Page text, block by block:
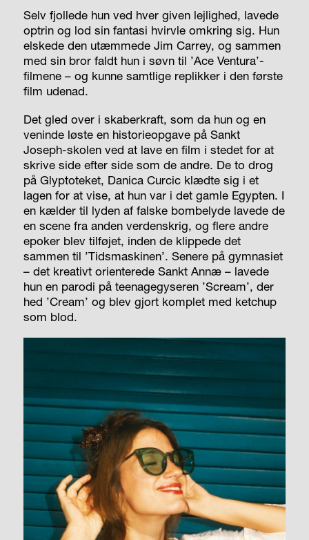
Selv fjollede hun ved hver given lejlighed, lavede
optrin og lod sin fantasi hvirvle omkring sig. Hun
elskede den utæmmede Jim Carrey, og sammen
med sin bror faldt hun i søvn til ’Ace Ventura’-
filmene – og kunne samtlige replikker i den første
film udenad.
Det gled over i skaberkraft, som da hun og en
veninde løste en historieopgave på Sankt
Joseph-skolen ved at lave en film i stedet for at
skrive side efter side som de andre. De to drog
på Glyptoteket, Danica Curcic klædte sig i et
lagen for at vise, at hun var i det gamle Egypten. I
en kælder til lyden af falske bombelyde lavede de
en scene fra anden verdenskrig, og flere andre
epoker blev tilføjet, inden de klippede det
sammen til ’Tidsmaskinen’. Senere på gymnasiet
– det kreativt orienterede Sankt Annæ – lavede
hun en parodi på teenagegyseren ’Scream’, der
hed ’Cream’ og blev gjort komplet med ketchup
som blod.